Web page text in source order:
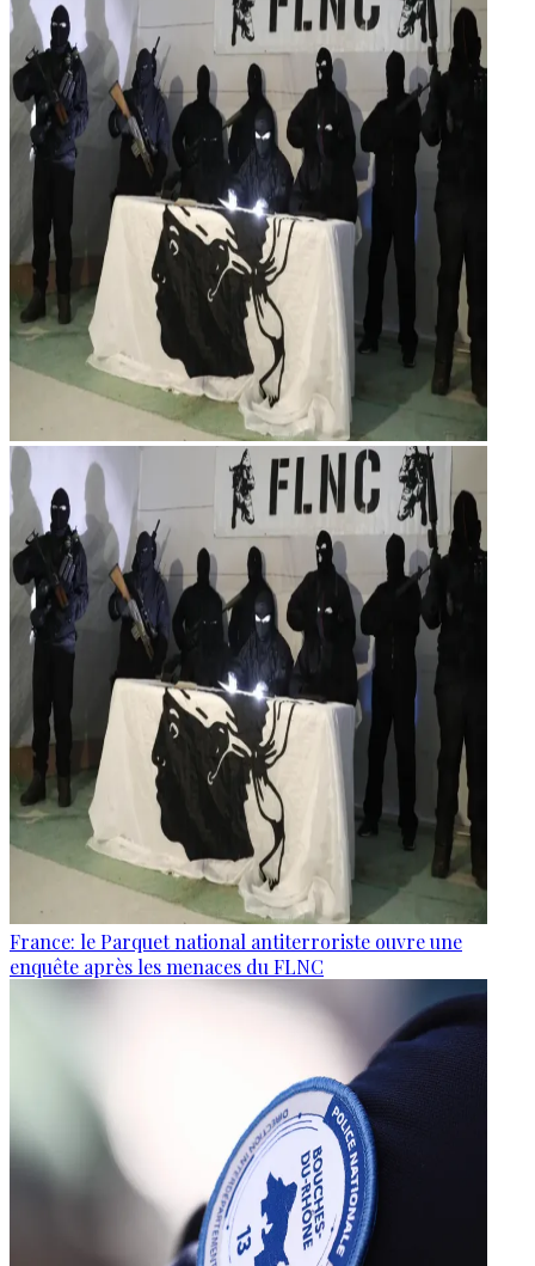
France: le Parquet national antiterroriste ouvre une
enquête après les menaces du FLNC